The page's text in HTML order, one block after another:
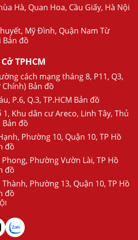
Hà, Quan Hoa, Cầu Giấy, Hà Nội
Mỹ Đình, Quận Nam Từ
Bản đồ
TPHCM
cách mạng tháng 8, P11, Q3,
Chính) Bản đồ
P.6, Q.3, TP.HCM Bản đồ
Khu dân cư Areco, Linh Tây, Thủ
Bản đồ
Phường 10, Quận 10, TP Hồ
đồ
Phường Vườn Lài, TP Hồ
đồ
Thành, Phường 13, Quận 10, TP Hồ
đồ